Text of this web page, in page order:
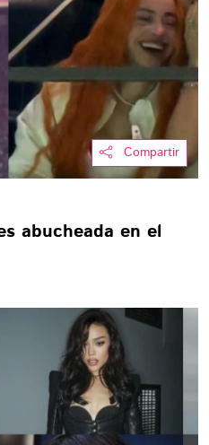
Compartir
abucheada en el